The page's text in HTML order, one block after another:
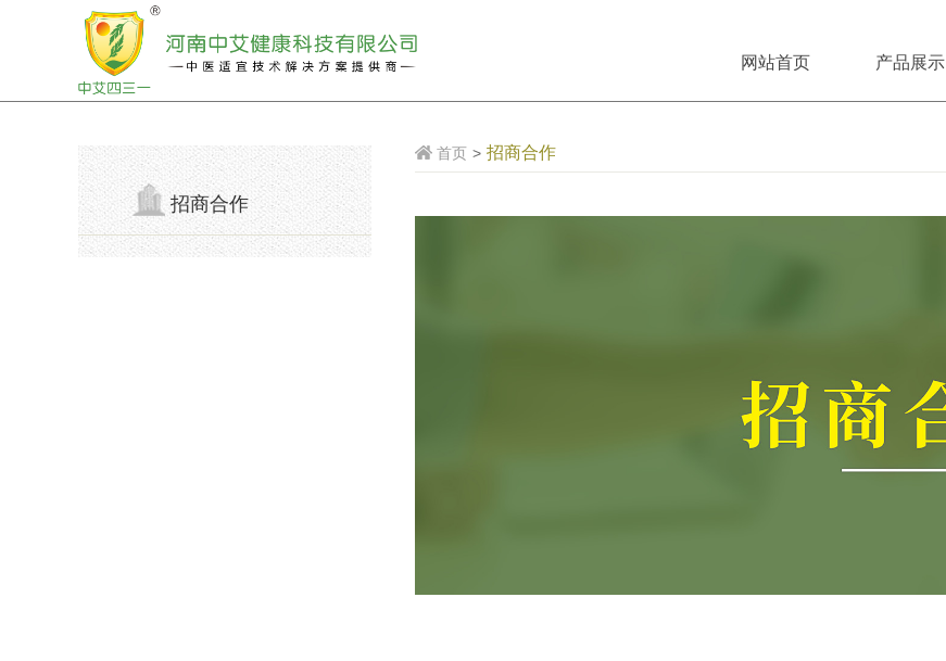
网站首页 产品展示
招商合作
首页 > 招商合作